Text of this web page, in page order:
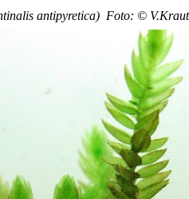
antipyretica) Foto: ©